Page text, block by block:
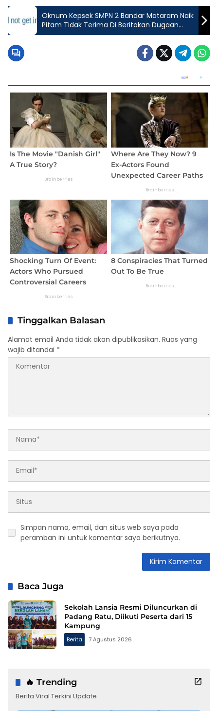
Oknum Kepsek SMPN 2 Bandar Mataram Naik
Pitam Tidak Terima Di Beritakan Dugaan
Korupsi EkstraKurikuler fiktif
Tinggalkan Balasan
Alamat email Anda tidak akan dipublikasikan. Ruas yang
wajib ditandai *
Simpan nama, email, dan situs web saya pada
peramban ini untuk komentar saya berikutnya.
Baca Juga
Sekolah Lansia Resmi Diluncurkan di
Padang Ratu, Diikuti Peserta dari 15
Kampung
Berita 7 Agustus 2026
🔥 Trending
Berita Viral Terkini Update